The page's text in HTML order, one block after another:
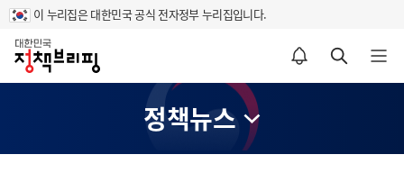
이 누리집은 대한민국 공식 전자정부 누리집입니다.
홈
알림설정 바로가기 검색 바로가기 메뉴 열기
정책뉴스